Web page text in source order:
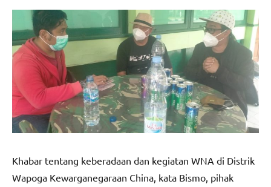
Khabar tentang keberadaan dan kegiatan WNA di Distrik
Wapoga Kewarganegaraan China, kata Bismo, pihak